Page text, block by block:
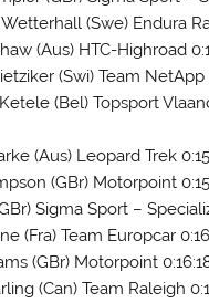
(Swe) Endura
(Aus) HTC-Highroad
(Swi) Team NetApp
(Bel) Topsport
(Aus) Leopard Trek
(GBr) Motorpoint
Sigma Sport –
(Fra) Team Europcar
(GBr) Motorpoint
(Can) Team Raleigh